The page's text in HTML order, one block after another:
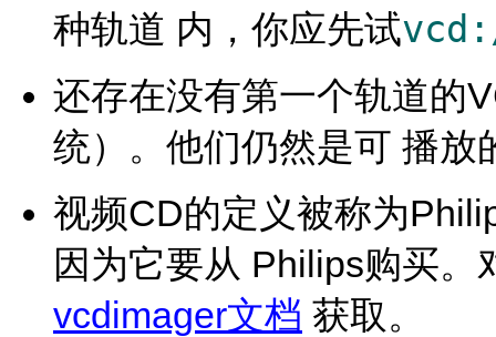
种轨道 内，你应先试
还存在没有第一个轨道的
统）。他们仍然是可 播放
视频CD的定义被称为
因为它要从 Philips购买
vcdimager文档 获取。